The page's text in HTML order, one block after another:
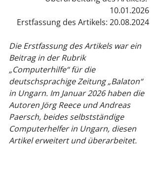
10.01.2026
Erstfassung des Artikels: 20.08.2024
Die Erstfassung des Artikels war ein
Beitrag in der Rubrik
„Computerhilfe“ für die
deutschsprachige Zeitung „Balaton“
in Ungarn. Im Januar 2026 haben die
Autoren Jörg Reece und Andreas
Paersch, beides selbstständige
Computerhelfer in Ungarn, diesen
Artikel erweitert und überarbeitet.